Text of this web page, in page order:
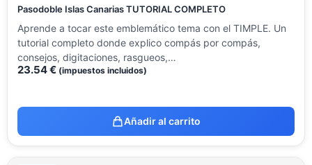
Pasodoble Islas Canarias TUTORIAL COMPLETO
Aprende a tocar este emblemático tema con el TIMPLE. Un
tutorial completo donde explico compás por compás,
consejos, digitaciones, rasgueos,…
23.54€ (impuestos incluidos)
Añadir al carrito